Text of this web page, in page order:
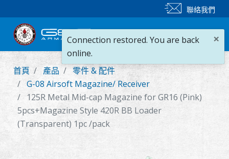
新產品
步槍
手槍
聯絡我們
首頁 產品
零件 & 配件
G-08 Airsoft Magazine/ Receiver
125R Metal Mid-cap Magazine for GR16 (Pink)
5pcs+Magazine Style 420R BB Loader
(Transparent) 1pc /pack
×
Connection restored. You are back
online.